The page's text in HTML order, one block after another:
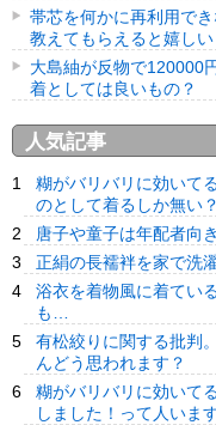
帯芯を何かに再利用で
教えてもらえると嬉しい
大島紬が反物で120000
着としては良いもの？
人気記事
糊がバリバリに効いて
のとして着るしか無い？
唐子や童子は年配者向
正絹の長襦袢を家で洗
浴衣を着物風に着てい
も…
有松絞りに関する批判
んどう思われます？
糊がバリバリに効いて
しました！って人いま